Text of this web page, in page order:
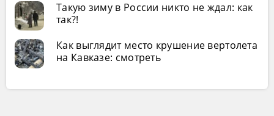
Такую зиму в России никто не ждал: как
так?!
Как выглядит место крушение вертолета
на Кавказе: смотреть